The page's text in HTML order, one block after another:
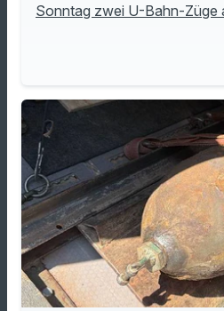
Sonntag zwei U-Bahn-Züge